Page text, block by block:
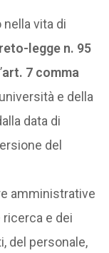
vita di
legge n. 95
art. 7 comma
e della
data di
del
amministrative
e dei
del personale,